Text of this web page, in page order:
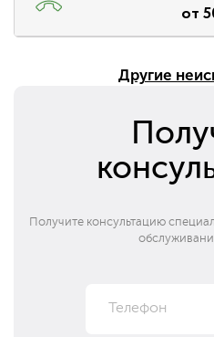
от
Другие
Получите консультацию